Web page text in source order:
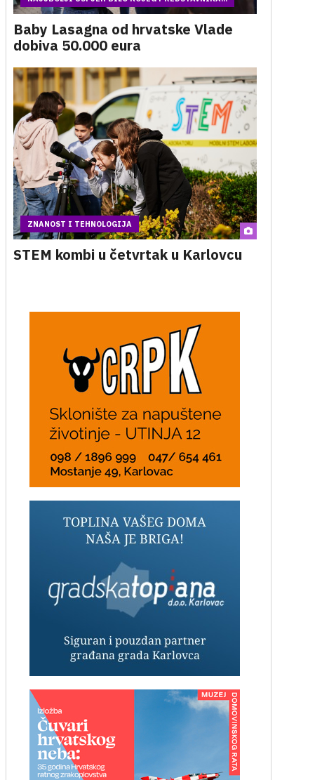
Baby Lasagna od hrvatske Vlade
dobiva 50.000 eura
ZNANOST I TEHNOLOGIJA
STEM kombi u četvrtak u Karlovcu